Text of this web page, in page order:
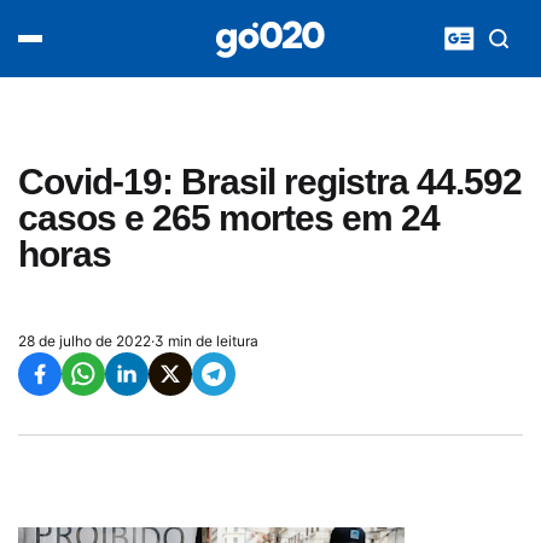
Covid-19: Brasil registra 44.592
casos e 265 mortes em 24
horas
28 de julho de 2022·3 min de leitura
acontece agora
entretenimento
vídeos
pod020